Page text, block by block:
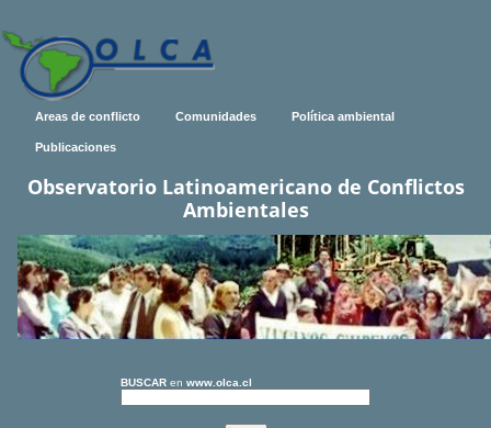
Areas de conflicto Comunidades Política ambiental
Publicaciones
Observatorio Latinoamericano de Conflictos
Ambientales
BUSCAR en www.olca.cl